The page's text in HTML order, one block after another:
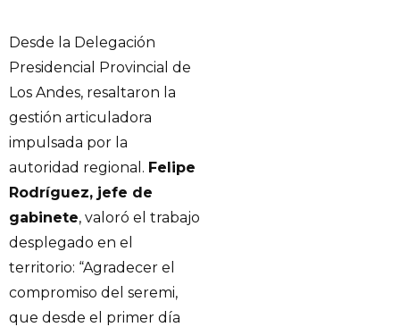
Desde la Delegación
Presidencial Provincial de
Los Andes, resaltaron la
gestión articuladora
impulsada por la
autoridad regional. Felipe
Rodríguez, jefe de
gabinete, valoró el trabajo
desplegado en el
territorio: “Agradecer el
compromiso del seremi,
que desde el primer día